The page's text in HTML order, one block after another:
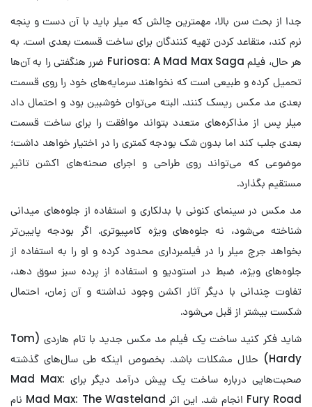
جدا از بحث سن بالا، مهمترین چالش که میلر باید با آن دست و پنجه
نرم کند، متقاعد کردن تهیه کنندگان برای ساخت قسمت بعدی است. به
هر حال، فیلم Furiosa: A Mad Max Saga ضرر هنگفتی را به آن‌ها
تحمیل کرده و طبیعی است که نخواهند سرمایه‌های خود را روی قسمت
بعدی مد مکس ریسک کنند. البته می‌توان خوشبین بود و احتمال داد
میلر پس از مذاکره‌های متعدد بتواند موافقت را برای ساخت قسمت
بعدی جلب کند اما بدون شک بودجه کمتری را در اختیار خواهد داشت؛
موضوعی که می‌تواند روی طراحی و اجرای صحنه‌های اکشن تاثیر
مستقیم بگذارد.
مد مکس در سینمای کنونی با بدلکاری و استفاده از جلوه‌های میدانی
شناخته می‌شود، نه جلوه‌های ویژه کامپیوتری. اگر بودجه پایین‌تر
بخواهد جرج میلر را در فیلمبرداری محدود کرده و او را به استفاده از
جلوه‌های ویژه، ضبط در استودیو و استفاده از پرده سبز سوق دهد،
تفاوت چندانی با دیگر آثار اکشن وجود نداشته و آن زمان، احتمال
شکست بیشتر از قبل می‌شود.
شاید فکر کنید ساخت یک فیلم مد مکس جدید با تام هاردی (Tom
Hardy) حلال مشکلات باشد. بخصوص اینکه طی سال‌های گذشته
صحبت‌هایی درباره ساخت یک پیش درآمد دیگر برای Mad Max:
Fury Road انجام شد. این اثر Mad Max: The Wasteland نام